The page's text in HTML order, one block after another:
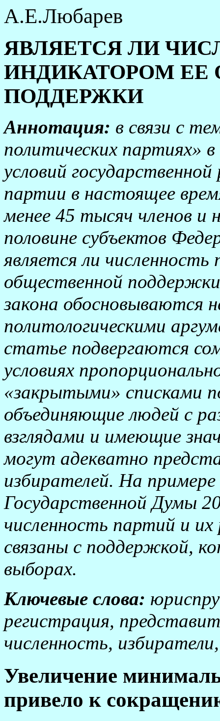
А.Е.Любарев
ЯВЛЯЕТСЯ ЛИ
ИНДИКАТОРОМ
ПОДДЕРЖКИ
Аннотация: в связи с
политических партиях»
условий
партии в настоящее
менее 45 тысяч членов и
половине субъектов
является ли
общественной
закона обосновываются
политологическими
статье подвергаются
условиях
«закрытыми» списками
объединяющие людей с
взглядами и имеющие
могут адекватно
избирателей. На
Государственной Думы
численность партий и
связаны с поддержкой,
выборах.
Ключевые слова:
регистрация,
численность,
Увеличение
привело к